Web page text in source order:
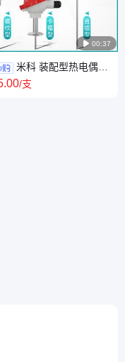
 00:37
米科 装配型热电偶定
铂电阻 显示记录仪表
.00/支